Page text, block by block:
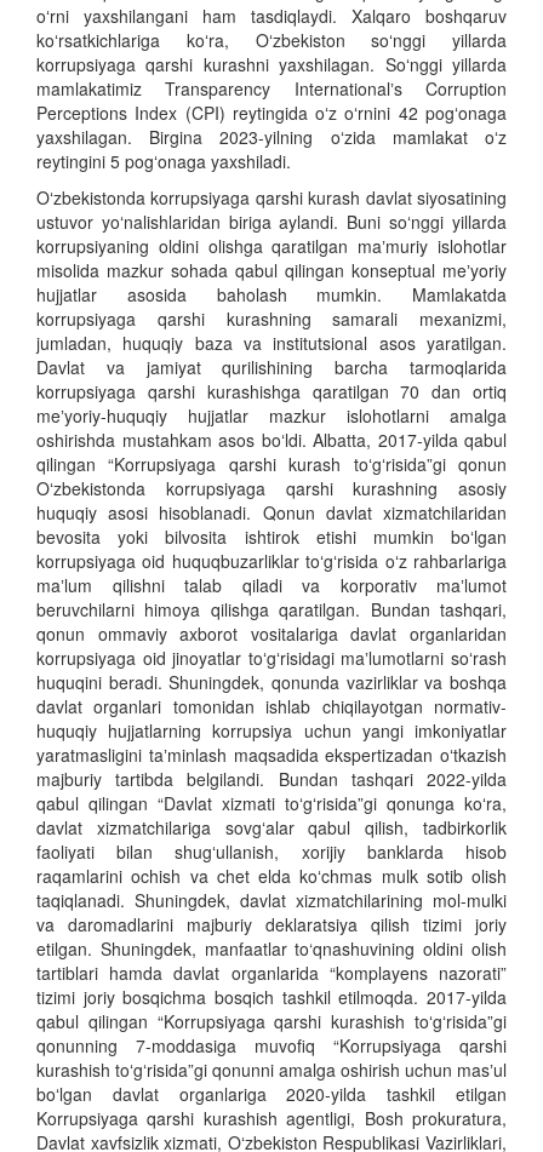
oʻrni yaxshilangani ham tasdiqlaydi. Xalqaro boshqaruv
koʻrsatkichlariga koʻra, Oʻzbekiston soʻnggi yillarda
korrupsiyaga qarshi kurashni yaxshilagan. Soʻnggi yillarda
mamlakatimiz Transparency Internationalʼs Corruption
Perceptions Index (CPI) reytingida oʻz oʻrnini 42 pogʻonaga
yaxshilagan. Birgina 2023-yilning oʻzida mamlakat oʻz
reytingini 5 pogʻonaga yaxshiladi.
Oʻzbekistonda korrupsiyaga qarshi kurash davlat siyosatining
ustuvor yoʻnalishlaridan biriga aylandi. Buni soʻnggi yillarda
korrupsiyaning oldini olishga qaratilgan maʼmuriy islohotlar
misolida mazkur sohada qabul qilingan konseptual meʼyoriy
hujjatlar asosida baholash mumkin. Mamlakatda
korrupsiyaga qarshi kurashning samarali mexanizmi,
jumladan, huquqiy baza va institutsional asos yaratilgan.
Davlat va jamiyat qurilishining barcha tarmoqlarida
korrupsiyaga qarshi kurashishga qaratilgan 70 dan ortiq
meʼyoriy-huquqiy hujjatlar mazkur islohotlarni amalga
oshirishda mustahkam asos boʻldi. Albatta, 2017-yilda qabul
qilingan “Korrupsiyaga qarshi kurash toʻgʻrisida”gi qonun
Oʻzbekistonda korrupsiyaga qarshi kurashning asosiy
huquqiy asosi hisoblanadi. Qonun davlat xizmatchilaridan
bevosita yoki bilvosita ishtirok etishi mumkin boʻlgan
korrupsiyaga oid huquqbuzarliklar toʻgʻrisida oʻz rahbarlariga
maʼlum qilishni talab qiladi va korporativ maʼlumot
beruvchilarni himoya qilishga qaratilgan. Bundan tashqari,
qonun ommaviy axborot vositalariga davlat organlaridan
korrupsiyaga oid jinoyatlar toʻgʻrisidagi maʼlumotlarni soʻrash
huquqini beradi. Shuningdek, qonunda vazirliklar va boshqa
davlat organlari tomonidan ishlab chiqilayotgan normativ-
huquqiy hujjatlarning korrupsiya uchun yangi imkoniyatlar
yaratmasligini taʼminlash maqsadida ekspertizadan oʻtkazish
majburiy tartibda belgilandi. Bundan tashqari 2022-yilda
qabul qilingan “Davlat xizmati toʻgʻrisida”gi qonunga koʻra,
davlat xizmatchilariga sovgʻalar qabul qilish, tadbirkorlik
faoliyati bilan shugʻullanish, xorijiy banklarda hisob
raqamlarini ochish va chet elda koʻchmas mulk sotib olish
taqiqlanadi. Shuningdek, davlat xizmatchilarining mol-mulki
va daromadlarini majburiy deklaratsiya qilish tizimi joriy
etilgan. Shuningdek, manfaatlar to‘qnashuvining oldini olish
tartiblari hamda davlat organlarida “komplayens nazorati”
tizimi joriy bosqichma bosqich tashkil etilmoqda. 2017-yilda
qabul qilingan “Korrupsiyaga qarshi kurashish toʻgʻrisida”gi
qonunning 7-moddasiga muvofiq “Korrupsiyaga qarshi
kurashish toʻgʻrisida”gi qonunni amalga oshirish uchun masʼul
boʻlgan davlat organlariga 2020-yilda tashkil etilgan
Korrupsiyaga qarshi kurashish agentligi, Bosh prokuratura,
Davlat xavfsizlik xizmati, Oʻzbekiston Respublikasi Vazirliklari,